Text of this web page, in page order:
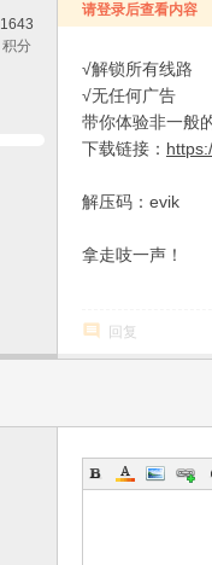
1643
积分
请登录后查看内容
√解锁所有线路
√无任何广告
带你体验非一般
下载链接：
解压码：evik
拿走吱一声！
回复